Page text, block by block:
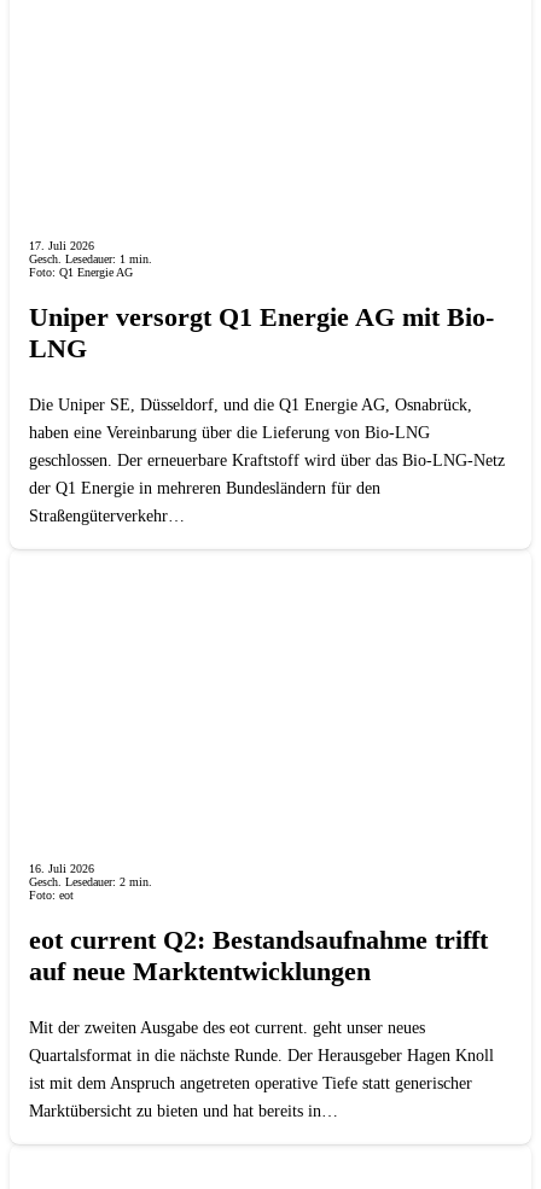
17. Juli 2026
Gesch. Lesedauer: 1 min.
Foto: Q1 Energie AG
Uniper versorgt Q1 Energie AG mit Bio-
LNG
Die Uniper SE, Düsseldorf, und die Q1 Energie AG, Osnabrück,
haben eine Vereinbarung über die Lieferung von Bio-LNG
geschlossen. Der erneuerbare Kraftstoff wird über das Bio-LNG-Netz
der Q1 Energie in mehreren Bundesländern für den
Straßengüterverkehr…
16. Juli 2026
Gesch. Lesedauer: 2 min.
Foto: eot
eot current Q2: Bestandsaufnahme trifft
auf neue Marktentwicklungen
Mit der zweiten Ausgabe des eot current. geht unser neues
Quartalsformat in die nächste Runde. Der Herausgeber Hagen Knoll
ist mit dem Anspruch angetreten operative Tiefe statt generischer
Marktübersicht zu bieten und hat bereits in…